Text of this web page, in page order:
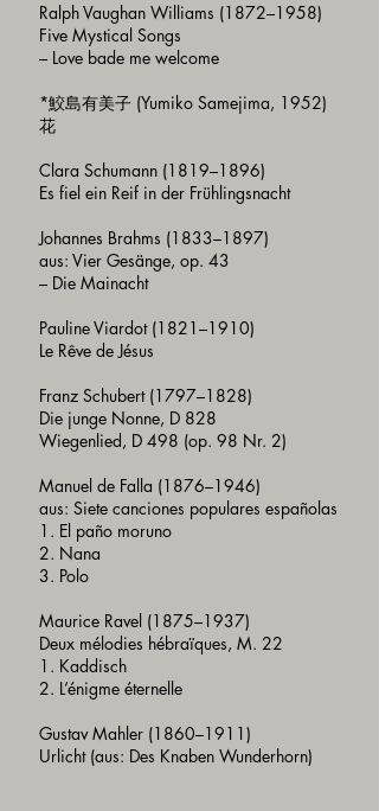
Ralph Vaughan Williams (1872–1958)
Five Mystical Songs
– Love bade me welcome
*鮫島有美子 (Yumiko Samejima, 1952)
花
Clara Schumann (1819–1896)
Es fiel ein Reif in der Frühlingsnacht
Johannes Brahms (1833–1897)
aus: Vier Gesänge, op. 43
– Die Mainacht
Pauline Viardot (1821–1910)
Le Rêve de Jésus
Franz Schubert (1797–1828)
Die junge Nonne, D 828
Wiegenlied, D 498 (op. 98 Nr. 2)
Manuel de Falla (1876–1946)
aus: Siete canciones populares españolas
1. El paño moruno
2. Nana
3. Polo
Maurice Ravel (1875–1937)
Deux mélodies hébraïques, M. 22
1. Kaddisch
2. L’énigme éternelle
Gustav Mahler (1860–1911)
Urlicht (aus: Des Knaben Wunderhorn)